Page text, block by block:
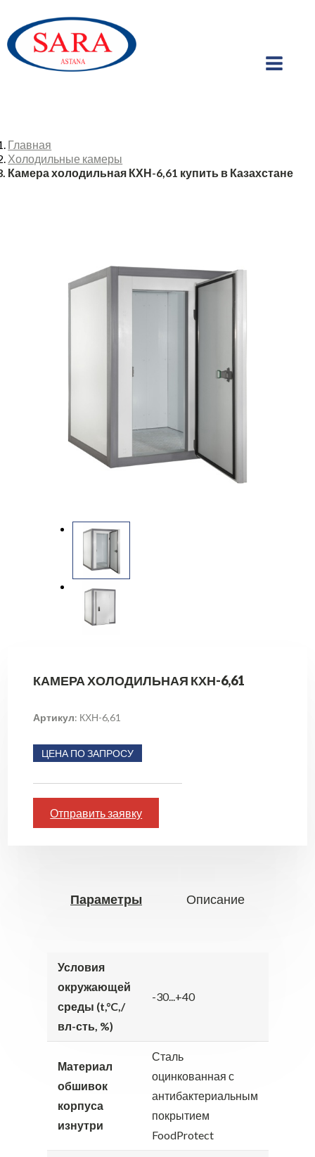
Главная
Холодильные камеры
Камера холодильная КХН-6,61 купить в Казахстане
КАМЕРА ХОЛОДИЛЬНАЯ КХН-6,61
Артикул: КХН-6,61
ЦЕНА ПО ЗАПРОСУ
Отправить заявку
Параметры Описание
Условия
окружающей
среды (t,°C,/
вл-сть, %)
-30...+40
Материал
обшивок
корпуса
изнутри
Сталь
оцинкованная с
антибактериальным
покрытием
FoodProtect